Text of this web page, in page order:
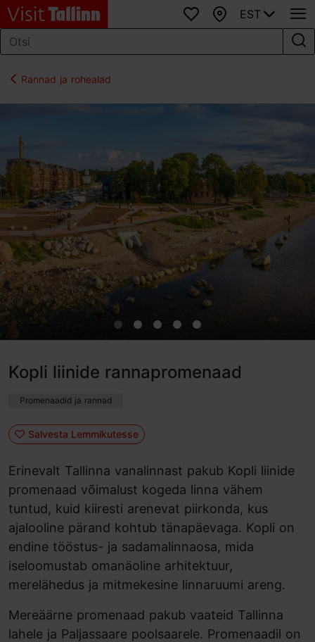
Lemmikud
Kaart
EST
Rannad ja rohealad
Kopli liinide rannapromenaad
Promenaadid ja rannad
Salvesta Lemmikutesse
Erinevalt Tallinna vanalinnast pakub Kopli liinide
promenaad võimalust kogeda linna vähem
tuntud, kuid kiiresti arenevat piirkonda, kus
ajalooline pärand kohtub tänapäevaga. Kopli on
endine tööstus- ja sadamalinnaosa, mida
iseloomustab omanäoline arhitektuur,
merelähedus ja mitmekesine linnaruumi areng.
Mereäärne promenaad pakub vaateid Tallinna
lahele ja Paljassaare poolsaarele. Promenaadil on